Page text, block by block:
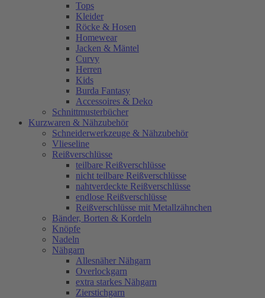
Tops
Kleider
Röcke & Hosen
Homewear
Jacken & Mäntel
Curvy
Herren
Kids
Burda Fantasy
Accessoires & Deko
Schnittmusterbücher
Kurzwaren & Nähzubehör
Schneiderwerkzeuge & Nähzubehör
Vlieseline
Reißverschlüsse
teilbare Reißverschlüsse
nicht teilbare Reißverschlüsse
nahtverdeckte Reißverschlüsse
endlose Reißverschlüsse
Reißverschlüsse mit Metallzähnchen
Bänder, Borten & Kordeln
Knöpfe
Nadeln
Nähgarn
Allesnäher Nähgarn
Overlockgarn
extra starkes Nähgarn
Zierstichgarn